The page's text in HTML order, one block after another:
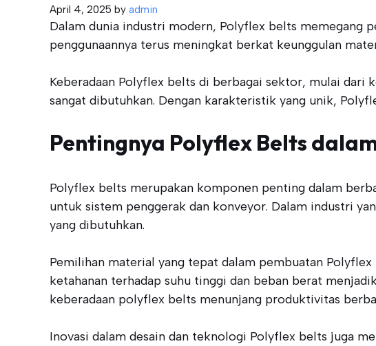
April 4, 2025 by admin
Dalam dunia industri modern, Polyflex belts memegang
penggunaannya terus meningkat berkat keunggulan
Keberadaan Polyflex belts di berbagai sektor, mulai
sangat dibutuhkan. Dengan karakteristik yang unik,
Pentingnya Polyflex Belts
Polyflex belts merupakan komponen penting dalam
untuk sistem penggerak dan konveyor. Dalam industri
yang dibutuhkan.
Pemilihan material yang tepat dalam pembuatan
ketahanan terhadap suhu tinggi dan beban berat
keberadaan polyflex belts menunjang produktivitas
Inovasi dalam desain dan teknologi Polyflex belts juga